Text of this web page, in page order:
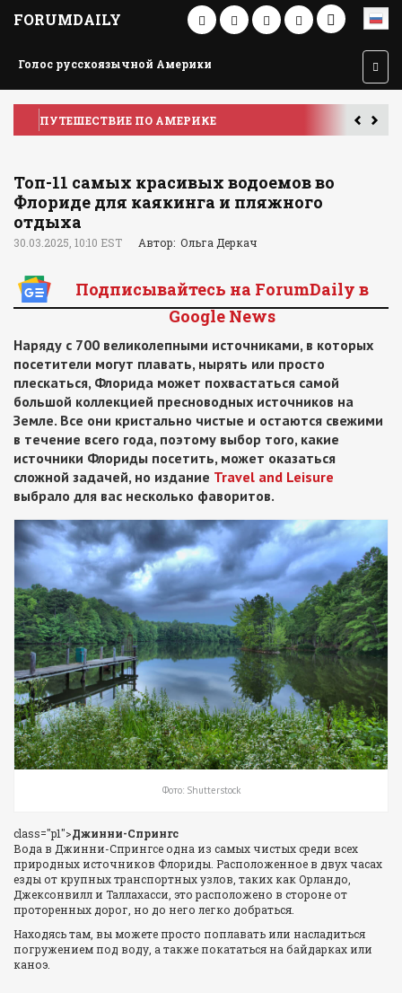
FORUMDAILY
Голос русскоязычной Америки
ПУТЕШЕСТВИЕ ПО АМЕРИКЕ
Топ-11 самых красивых водоемов во
Флориде для каякинга и пляжного
отдыха
30.03.2025, 10:10 EST Автор: Ольга Деркач
Подписывайтесь на ForumDaily в
Google News
Наряду с 700 великолепными источниками, в которых
посетители могут плавать, нырять или просто
плескаться, Флорида может похвастаться самой
большой коллекцией пресноводных источников на
Земле. Все они кристально чистые и остаются свежими
в течение всего года, поэтому выбор того, какие
источники Флориды посетить, может оказаться
сложной задачей, но издание Travel and Leisure
выбрало для вас несколько фаворитов.
Фото: Shutterstock
class="p1">Джинни-Спрингс
Вода в Джинни-Спрингсе одна из самых чистых среди всех
природных источников Флориды. Расположенное в двух часах
езды от крупных транспортных узлов, таких как Орландо,
Джексонвилл и Таллахасси, это расположено в стороне от
проторенных дорог, но до него легко добраться.
Находясь там, вы можете просто поплавать или насладиться
погружением под воду, а также покататься на байдарках или
каноэ.